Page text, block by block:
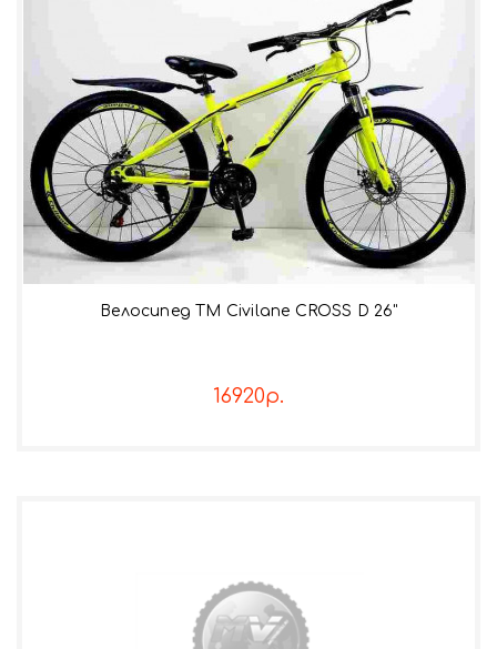
Велосипед TM Civilane CROSS D 26"
16920р.